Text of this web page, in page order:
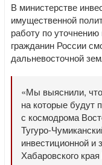
В министерстве
имущественной
работу по
гражданин России
дальневосточной
«Мы выяснили,
на которые будут
с космодрома
Тугуро-
инвестиционной и
Хабаровского